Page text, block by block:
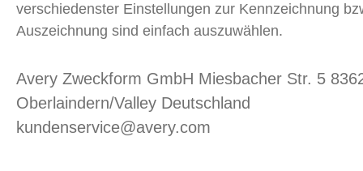
verschiedenster Einstellungen zur Kennzeichnung
Auszeichnung sind einfach auszuwählen.
Avery Zweckform GmbH Miesbacher Str. 5
Oberlaindern/Valley Deutschland
kundenservice@avery.com